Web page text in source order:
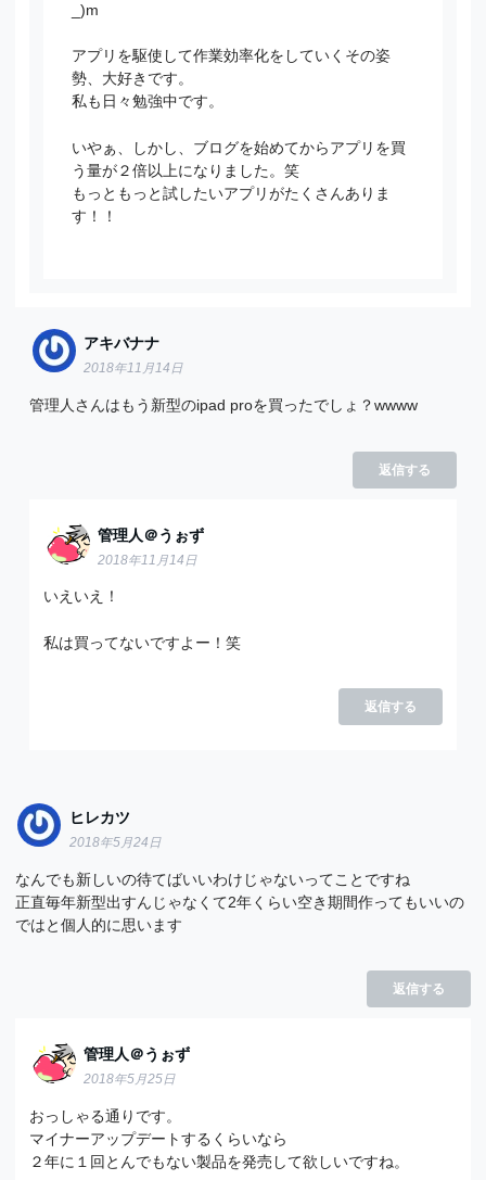
_)m
アプリを駆使して作業効率化をしていくその姿
勢、大好きです。
私も日々勉強中です。
いやぁ、しかし、ブログを始めてからアプリを買
う量が２倍以上になりました。笑
もっともっと試したいアプリがたくさんありま
す！！
アキバナナ
2018年11月14日
管理人さんはもう新型のipad proを買ったでしょ？wwww
返信する
管理人＠うぉず
2018年11月14日
いえいえ！
私は買ってないですよー！笑
返信する
ヒレカツ
2018年5月24日
なんでも新しいの待てばいいわけじゃないってことですね
正直毎年新型出すんじゃなくて2年くらい空き期間作ってもいいの
ではと個人的に思います
返信する
管理人＠うぉず
2018年5月25日
おっしゃる通りです。
マイナーアップデートするくらいなら
２年に１回とんでもない製品を発売して欲しいですね。